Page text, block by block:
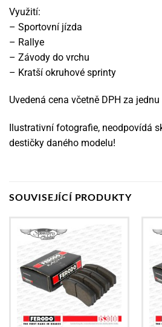
Využití:
– Sportovní jízda
– Rallye
– Závody do vrchu
– Kratší okruhové sprinty
Uvedená cena včetně DPH za
Ilustrativní fotografie, neodpovídá
destičky daného modelu!
SOUVISEJÍCÍ PRODUKTY